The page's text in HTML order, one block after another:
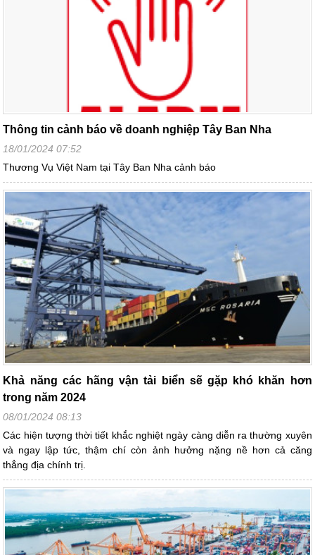
Thông tin cảnh báo về doanh nghiệp Tây Ban Nha
18/01/2024 07:52
Thương Vụ Việt Nam tại Tây Ban Nha cảnh báo
Khả năng các hãng vận tải biển sẽ gặp khó khăn hơn
trong năm 2024
08/01/2024 08:13
Các hiện tượng thời tiết khắc nghiệt ngày càng diễn ra thường xuyên
và ngay lập tức, thậm chí còn ảnh hưởng nặng nề hơn cả căng
thẳng địa chính trị.